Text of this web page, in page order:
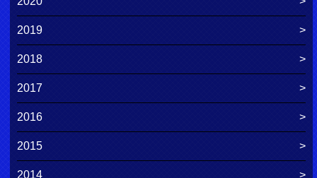
2019
2018
2017
2016
2015
2014